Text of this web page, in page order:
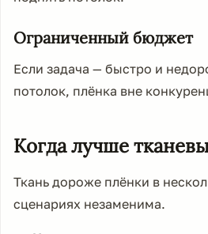
Ограниченный бюджет
Если задача — быстро и
потолок, плёнка вне
Когда лучше
Ткань дороже плёнки в
сценариях незаменима.